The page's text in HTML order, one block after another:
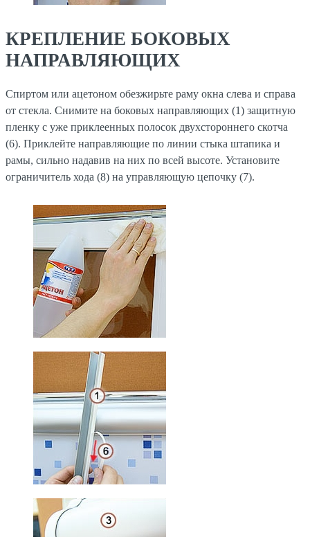
КРЕПЛЕНИЕ БОКОВЫХ
НАПРАВЛЯЮЩИХ
Спиртом или ацетоном обезжирьте раму окна слева и справа
от стекла. Снимите на боковых направляющих (1) защитную
пленку с уже приклеенных полосок двухстороннего скотча
(6). Приклейте направляющие по линии стыка штапика и
рамы, сильно надавив на них по всей высоте. Установите
ограничитель хода (8) на управляющую цепочку (7).